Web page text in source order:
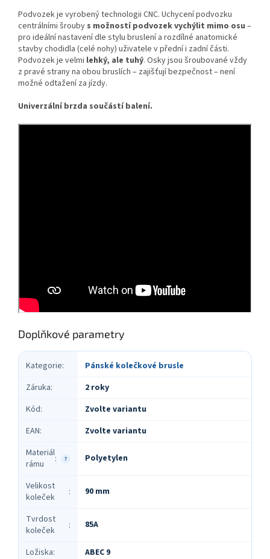
Podvozek je vyrobený technologii CNC. Uchycení podvozku
centrálními šrouby s možností podvozek vychýlit mimo osu –
pro ideální nastavení dle stylu bruslení a rozdílné anatomické
stavby chodidla (celé nohy) uživatele v přední i zadní části.
Podvozek je velmi lehký, ale tuhý. Osky jsou šroubované vždy
z pravé strany na obou bruslích – zajišťují bezpečnost – není
možné odtažení za jízdy.
Univerzální brzda součástí balení.
Doplňkové parametry
Kategorie:
Pánské kolečkové brusle
Záruka:
2 roky
Kód:
Zvolte variantu
EAN: Zvolte variantu
?
Materiál
rámu
: Polyetylen
Velikost
koleček
: 90 mm
Tvrdost
koleček
: 85A
Ložiska: ABEC 9